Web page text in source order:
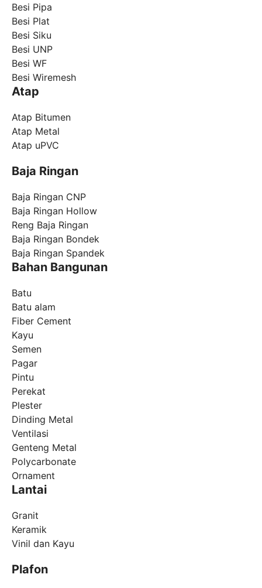
Besi Pipa
Besi Plat
Besi Siku
Besi UNP
Besi WF
Besi Wiremesh
Atap
Atap Bitumen
Atap Metal
Atap uPVC
Baja Ringan
Baja Ringan CNP
Baja Ringan Hollow
Reng Baja Ringan
Baja Ringan Bondek
Baja Ringan Spandek
Bahan Bangunan
Batu
Batu alam
Fiber Cement
Kayu
Semen
Pagar
Pintu
Perekat
Plester
Dinding Metal
Ventilasi
Genteng Metal
Polycarbonate
Ornament
Lantai
Granit
Keramik
Vinil dan Kayu
Plafon